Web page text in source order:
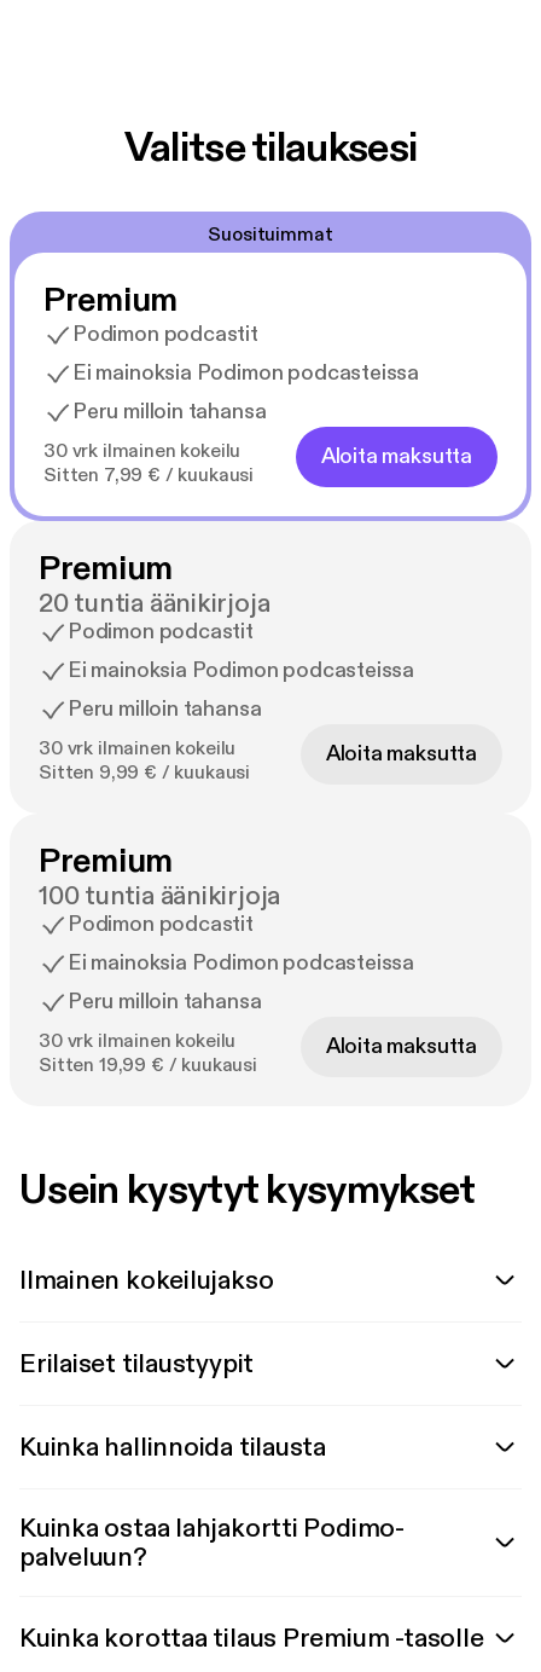
Valitse tilauksesi
Suosituimmat
Premium
Podimon podcastit
Ei mainoksia Podimon podcasteissa
Peru milloin tahansa
30 vrk ilmainen kokeilu
Sitten 7,99 € / kuukausi
Aloita maksutta
Premium
20 tuntia äänikirjoja
Podimon podcastit
Ei mainoksia Podimon podcasteissa
Peru milloin tahansa
30 vrk ilmainen kokeilu
Sitten 9,99 € / kuukausi
Aloita maksutta
Premium
100 tuntia äänikirjoja
Podimon podcastit
Ei mainoksia Podimon podcasteissa
Peru milloin tahansa
30 vrk ilmainen kokeilu
Sitten 19,99 € / kuukausi
Aloita maksutta
Usein kysytyt kysymykset
Ilmainen kokeilujakso
Erilaiset tilaustyypit
Kuinka hallinnoida tilausta
Kuinka ostaa lahjakortti Podimo-
palveluun?
Kuinka korottaa tilaus Premium -tasolle